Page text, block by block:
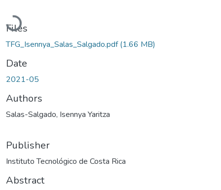
Loading...
Files
TFG_Isennya_Salas_Salgado.pdf(1.66 MB)
Date
2021-05
Authors
Salas-Salgado, Isennya Yaritza
Publisher
Instituto Tecnológico de Costa Rica
Abstract